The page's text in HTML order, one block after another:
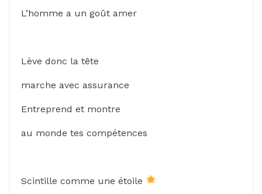
L’homme a un goût amer
Lève donc la tête
marche avec assurance
Entreprend et montre
au monde tes compétences
Scintille comme une étoile